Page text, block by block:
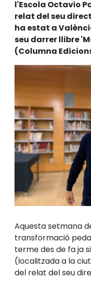
l'Escola Octavio
relat del seu
ha estat a
seu darrer llibre
(Columna
Aquesta setmana
transformació
terme des de fa ja
(localitzada a la
del relat del seu